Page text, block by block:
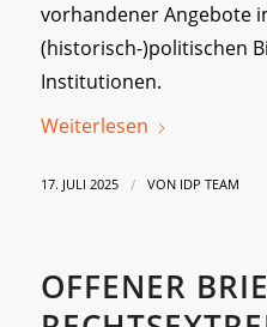
vorhandener Angebote
(historisch-)politischen
Institutionen.
Weiterlesen
17. JULI 2025 / VON IDP TEAM
OFFENER